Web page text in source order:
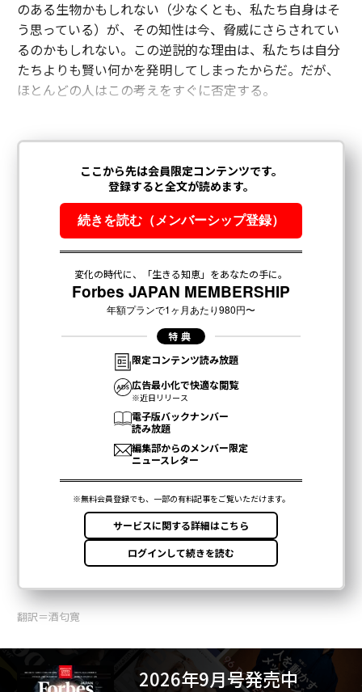
のある生物かもしれない（少なくとも、私たち自身はそ
う思っている）が、その知性は今、脅威にさらされてい
るのかもしれない。この逆説的な理由は、私たちは自分
たちよりも賢い何かを発明してしまったからだ。だが、
ほとんどの人はこの考えをすぐに否定する。
翻訳＝酒匂寛
2026年9月号発売中